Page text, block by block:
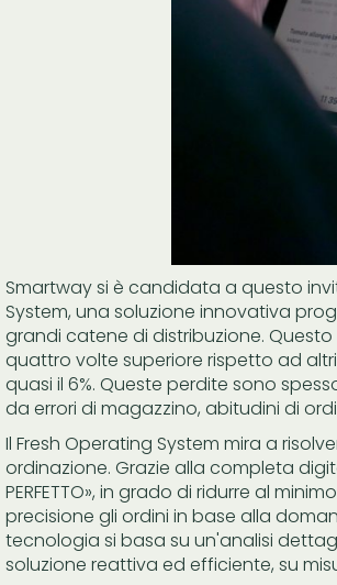
Smartway si è candidata a questo
System, una soluzione innovativa
grandi catene di distribuzione.
quattro volte superiore rispetto ad
quasi il 6%. Queste perdite sono
da errori di magazzino, abitudini di
Il Fresh Operating System mira a
ordinazione. Grazie alla completa
PERFETTO», in grado di ridurre al
precisione gli ordini in base alla
tecnologia si basa su un'analisi
soluzione reattiva ed efficiente, su